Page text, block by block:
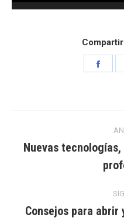
entre
Nuevas
Consejos para abrir